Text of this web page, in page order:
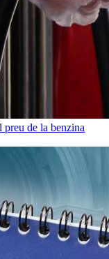
preu de la benzina